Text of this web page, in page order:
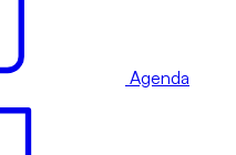
Agenda